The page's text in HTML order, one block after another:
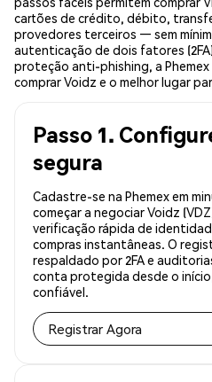
cartões de crédito, débito,
provedores terceiros — sem
autenticação de dois fatores
proteção anti-phishing, a Phemex
comprar Voidz e o melhor lugar
Passo 1.
segura
Cadastre-se na Phemex em
começar a negociar Voidz
verificação rápida de
compras instantâneas. O
respaldado por 2FA e
conta protegida desde o
confiável.
Registrar Agora